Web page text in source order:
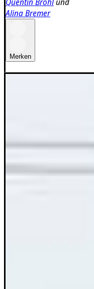
Alina Bremer
Merken